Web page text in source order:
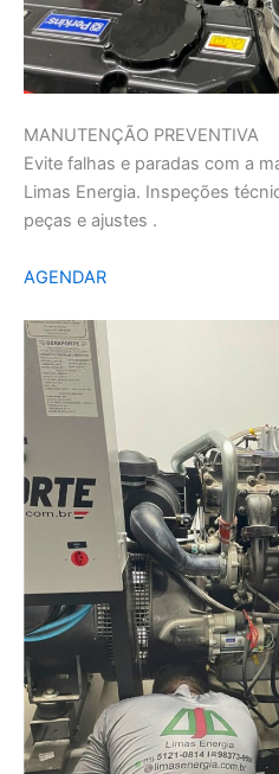
MANUTENÇÃO PREVENTIVA
Evite falhas e paradas com a
Limas Energia. Inspeções
peças e ajustes .
AGENDAR